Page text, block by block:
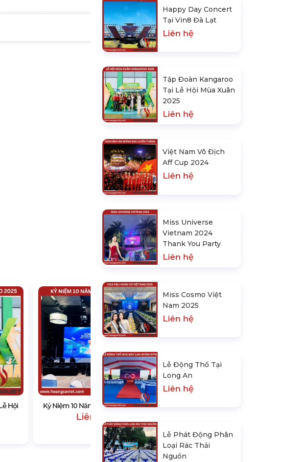
Hội
Kỷ Niệm 10 Năm Thành Lập Ppl
Liên hệ
Tiệc Cuối Năm Year End Party Tại
Happy Day Concert
Tại Vin8 Đà Lạt
Liên hệ
Tập Đoàn Kangaroo
Tại Lễ Hội Mùa Xuân
2025
Liên hệ
Việt Nam Vô Địch
Aff Cup 2024
Liên hệ
Miss Universe
Vietnam 2024
Thank You Party
Liên hệ
Miss Cosmo Việt
Nam 2025
Liên hệ
Lễ Động Thổ Tại
Long An
Liên hệ
Lễ Phát Động Phân
Loại Rác Thải
Nguồn